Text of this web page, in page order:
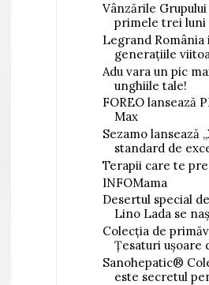
Vânzările
primele trei luni
Legrand
generațiile
Adu vara un pic
unghiile tale!
FOREO lansează
Max
Sezamo lansează
standard de
Terapii care te
INFOMama
Desertul special
Lino Lada se
Colecția de
Țesaturi ușoare
Sanohepatic®
este secretul